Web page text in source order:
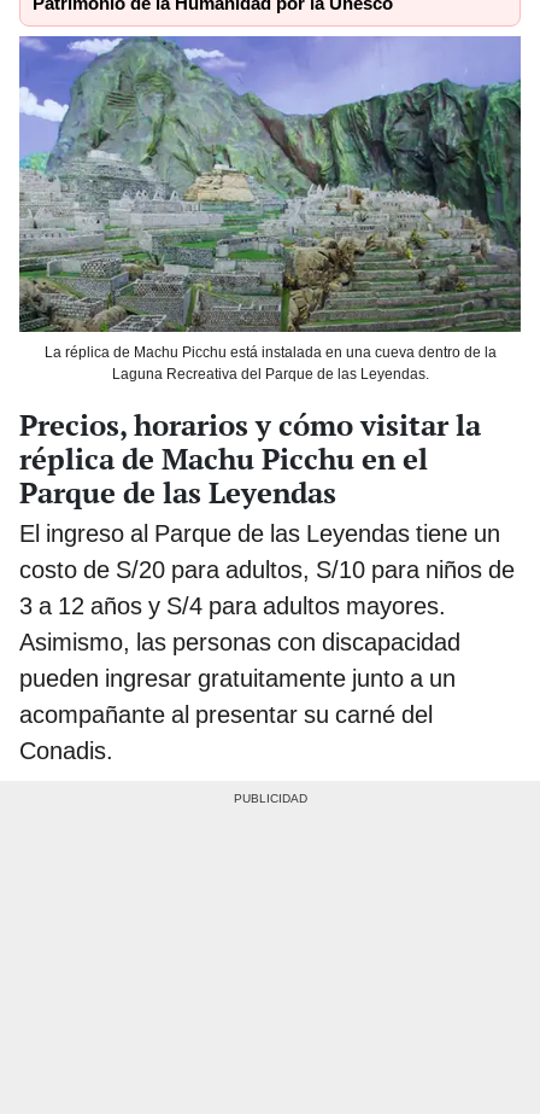
La réplica de Machu Picchu está instalada en una cueva dentro de la
Laguna Recreativa del Parque de las Leyendas.
Precios, horarios y cómo visitar la
réplica de Machu Picchu en el
Parque de las Leyendas
El ingreso al Parque de las Leyendas tiene un
costo de S/20 para adultos, S/10 para niños de
3 a 12 años y S/4 para adultos mayores.
Asimismo, las personas con discapacidad
pueden ingresar gratuitamente junto a un
acompañante al presentar su carné del
Conadis.